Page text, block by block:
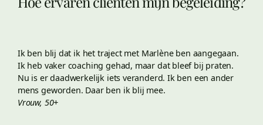
Ik ben blij dat ik het traject met Marlène ben aangegaan.
Ik heb vaker coaching gehad, maar dat bleef bij praten.
Nu is er daadwerkelijk iets veranderd. Ik ben een ander
mens geworden. Daar ben ik blij mee.
Vrouw, 50+